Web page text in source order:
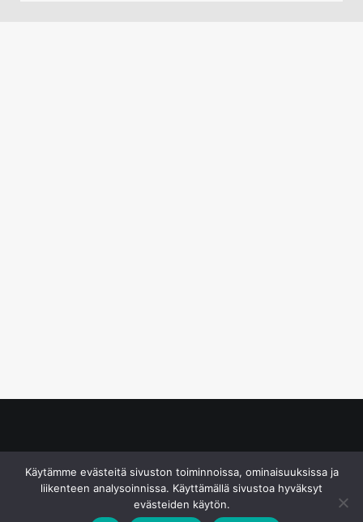
Käytämme evästeitä sivuston toiminnoissa, ominaisuuksissa ja
liikenteen analysoinnissa. Käyttämällä sivustoa hyväksyt
evästeiden käytön.